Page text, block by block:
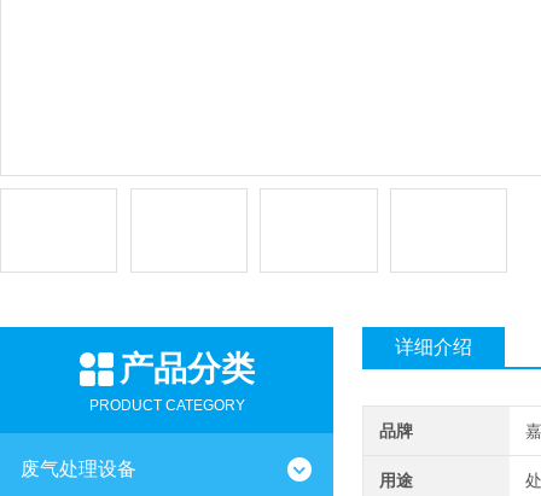
产品分类
PRODUCT CATEGORY
废气处理设备
详细介绍
品牌
用途